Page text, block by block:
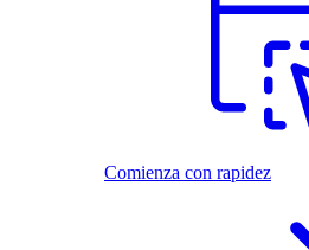
Comienza con rapidez